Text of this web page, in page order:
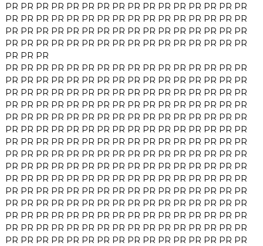
PR PR PR PR PR PR PR PR PR PR PR PR PR PR PR PR
PR PR PR PR PR PR PR PR PR PR PR PR PR PR PR PR
PR PR PR PR PR PR PR PR PR PR PR PR PR PR PR PR
PR PR PR PR PR PR PR PR PR PR PR PR PR PR PR PR
PR PR PR
PR PR PR PR PR PR PR PR PR PR PR PR PR PR PR PR
PR PR PR PR PR PR PR PR PR PR PR PR PR PR PR PR
PR PR PR PR PR PR PR PR PR PR PR PR PR PR PR PR
PR PR PR PR PR PR PR PR PR PR PR PR PR PR PR PR
PR PR PR PR PR PR PR PR PR PR PR PR PR PR PR PR
PR PR PR PR PR PR PR PR PR PR PR PR PR PR PR PR
PR PR PR PR PR PR PR PR PR PR PR PR PR PR PR PR
PR PR PR PR PR PR PR PR PR PR PR PR PR PR PR PR
PR PR PR PR PR PR PR PR PR PR PR PR PR PR PR PR
PR PR PR PR PR PR PR PR PR PR PR PR PR PR PR PR
PR PR PR PR PR PR PR PR PR PR PR PR PR PR PR PR
PR PR PR PR PR PR PR PR PR PR PR PR PR PR PR PR
PR PR PR PR PR PR PR PR PR PR PR PR PR PR PR PR
PR PR PR PR PR PR PR PR PR PR PR PR PR PR PR PR
PR PR PR PR PR PR PR PR PR PR PR PR PR PR PR PR